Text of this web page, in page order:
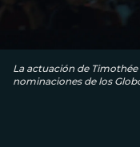
La actuación de
nominaciones de los